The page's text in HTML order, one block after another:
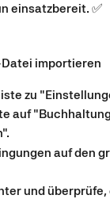
einsatzbereit. ✅
importieren
zu
auf
auf den
und